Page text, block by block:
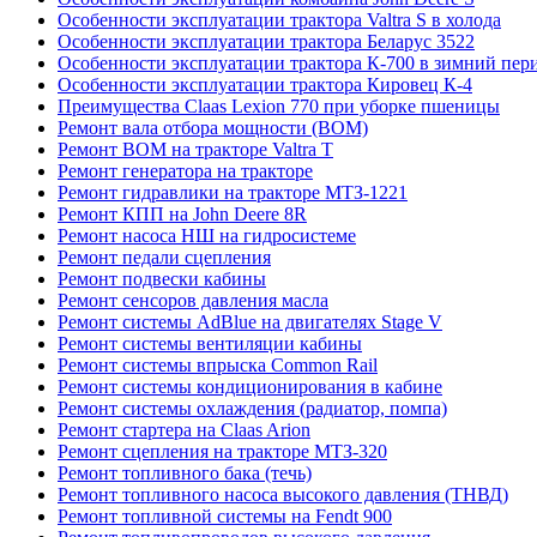
Особенности эксплуатации трактора Valtra S в холода
Особенности эксплуатации трактора Беларус 3522
Особенности эксплуатации трактора К-700 в зимний
Особенности эксплуатации трактора Кировец К-4
Преимущества Claas Lexion 770 при уборке пшеницы
Ремонт вала отбора мощности (ВОМ)
Ремонт ВОМ на тракторе Valtra T
Ремонт генератора на тракторе
Ремонт гидравлики на тракторе МТЗ-1221
Ремонт КПП на John Deere 8R
Ремонт насоса НШ на гидросистеме
Ремонт педали сцепления
Ремонт подвески кабины
Ремонт сенсоров давления масла
Ремонт системы AdBlue на двигателях Stage V
Ремонт системы вентиляции кабины
Ремонт системы впрыска Common Rail
Ремонт системы кондиционирования в кабине
Ремонт системы охлаждения (радиатор, помпа)
Ремонт стартера на Claas Arion
Ремонт сцепления на тракторе МТЗ-320
Ремонт топливного бака (течь)
Ремонт топливного насоса высокого давления (ТНВД)
Ремонт топливной системы на Fendt 900